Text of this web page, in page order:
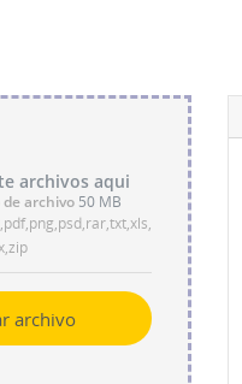
archivos aqui
archivo 50 MB
archivo